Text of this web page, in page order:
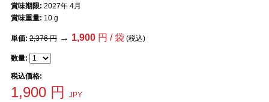
賞味期限: 2027年 4月
賞味重量: 10 g
単価: 2,376 円→ 1,900円 / 袋 (税込)
数量:
税込価格:
1,900円 JPY